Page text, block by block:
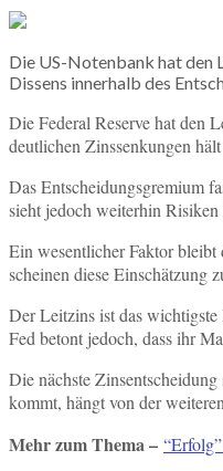
Die US-Notenbank hat den
Dissens innerhalb des
Die Federal Reserve hat den
deutlichen Zinssenkungen
Das Entscheidungsgremium
sieht jedoch weiterhin
Ein wesentlicher Faktor
scheinen diese Einschätzung
Der Leitzins ist das
Fed betont jedoch, dass ihr
Die nächste
kommt, hängt von der
Mehr zum Thema –